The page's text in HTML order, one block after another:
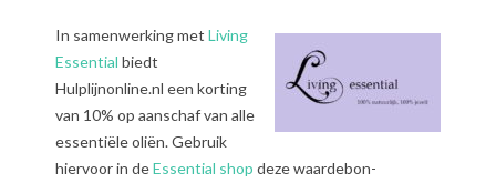
In samenwerking met Living
Essential biedt
Hulplijnonline.nl een korting
van 10% op aanschaf van alle
essentiële oliën. Gebruik
hiervoor in deEssential shop deze waardebon-